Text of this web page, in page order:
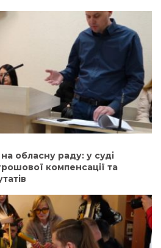
обласну раду: у суді
компенсації та